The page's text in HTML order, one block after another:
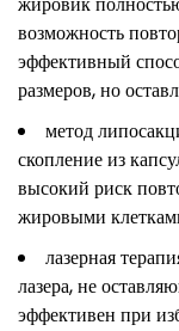
возможность
эффективный
размеров, но
метод
скопление из
высокий риск
жировыми
лазерная
лазера, не
эффективен при